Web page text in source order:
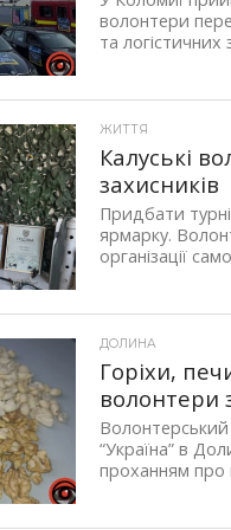
волонтери
та
ЖИТТЯ
Калуські
захисників
Придбати
ярмарку.
організації
ДОЛИНА
Горіхи,
волонтери
Волонтерський
“Україна” в
проханням про